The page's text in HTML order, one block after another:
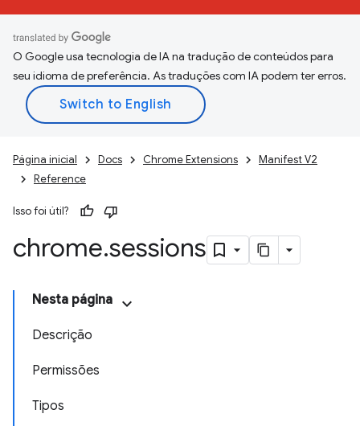
O Google usa tecnologia de IA na tradução de conteúdos para
seu idioma de preferência. As traduções com IA podem ter erros.
Página inicial Docs Chrome Extensions
Manifest V2
Reference
Isso foi útil?
chrome.sessions
Nesta página
Descrição
Permissões
Tipos